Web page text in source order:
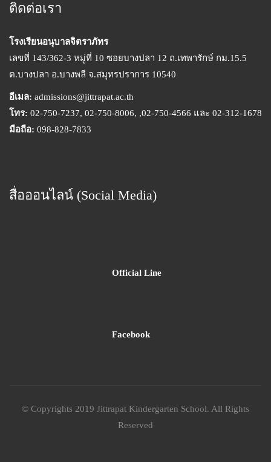
ติดต่อเรา
โรงเรียนอนุบาลจิตราภัทร
เลขที่ 143/362-3 หมู่ที่ 10 ซอยบางปลา 12 ถ.เทพารักษ์ กม.15.5
ต.บางปลา อ.บางพลี จ.สมุทรปราการ 10540
อีเมล: admissions@jittrapat.ac.th
โทร: 02-750-7237, 02-750-8006, ,02-750-4566 และ 02-312-1678
มือถือ: 098-828-7833
สื่อออนไลน์ (Social Media)
Official Line
Facebook
© Copyrights 2019 Jittrapat Kindergarten School. All Rights
Reserved